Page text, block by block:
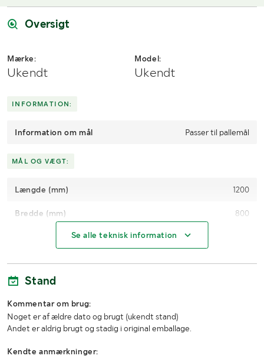
Har du spørgsmål om afhentning?Kontakt os på7220 7035eller
send en e-mail til
Når du vinder et bud, modtager du en faktura fra Payex til din e-
mailadresse den dag, auktionen slutter.
Oversigt
Mærke:
Ukendt
Model:
Ukendt
INFORMATION:
Information om mål Passer til pallemål
MÅL OG VÆGT:
Længde (mm) 1200
Bredde (mm) 800
Se alle teknisk information
Stand
Kommentar om brug:
Noget er af ældre dato og brugt (ukendt stand)
Andet er aldrig brugt og stadig i original emballage.
Kendte anmærkninger: